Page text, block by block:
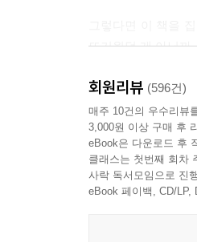
나를 용서해야 하는
아름다운 걸 아름답
사람은 관심이 부족
는 말은, “그쪽에 관
그래서일까. 돌이
---「관찰은 곧 관심」
뜨거웠던 게 아닐까
작가 이기주는 엿듣
채 평범한 사람들의
끄적이는 문장에 절
『언어의 온도』
책이다. 페이지를
회원리뷰 (596건)
매주 10건의 우수리뷰
3,000원 이상 구매 후
eBook은 다운로드 후
클래스는 첫번째 회차
사락 독서모임으로 진
eBook 페이백, CD/